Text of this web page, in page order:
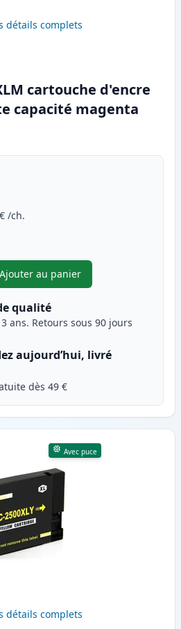
détails complets
cartouche d'encre
capacité magenta
/ch.
ajuster
Ajouter au panier
,Canon PGI-2500XLM
qualité
ans. Retours sous 90 jours
aujourd’hui, livré
dès 49 €
Avec puce
détails complets